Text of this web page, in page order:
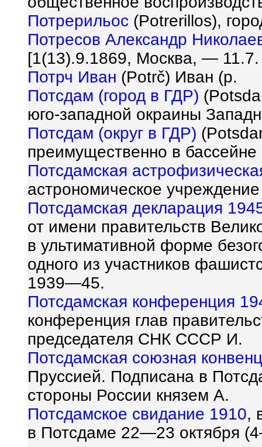
Потрерильос (Potrerillos),
Потресов Александр
[1(13).9.1869, Москва, — 11.7.
Потрч Иван (Potrč) Иван (р.
Потсдам (город в ГДР)
юго-западной окраины
Потсдам (округ в ГДР)
преимущественно в бассейне
Потсдамская
астрономическое
Потсдамская декларация
от имени правительств
в ультимативной форме
одного из участников
1939—45.
Потсдамская конференция
конференция глав
председателя СНК СССР И.
Потсдамская союзная
Пруссией. Подписана в
стороны России князем А.
Потсдамское свидание 1910,
в Потсдаме 22—23 октября